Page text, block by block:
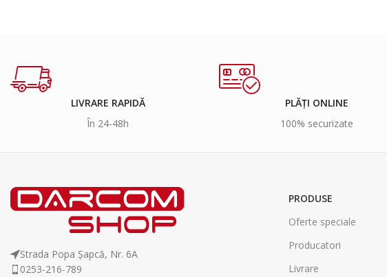
LIVRARE RAPIDĂ
În 24-48h
PLĂȚI ONLINE
100% securizate
Strada Popa Șapcă, Nr. 6A
0253-216-789
PRODUSE
Oferte speciale
Producatori
Livrare